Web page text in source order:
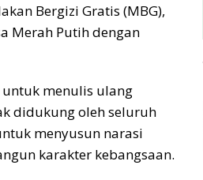
Bergizi Gratis (MBG),
Merah Putih dengan
untuk menulis ulang
didukung oleh seluruh
menyusun narasi
karakter kebangsaan.